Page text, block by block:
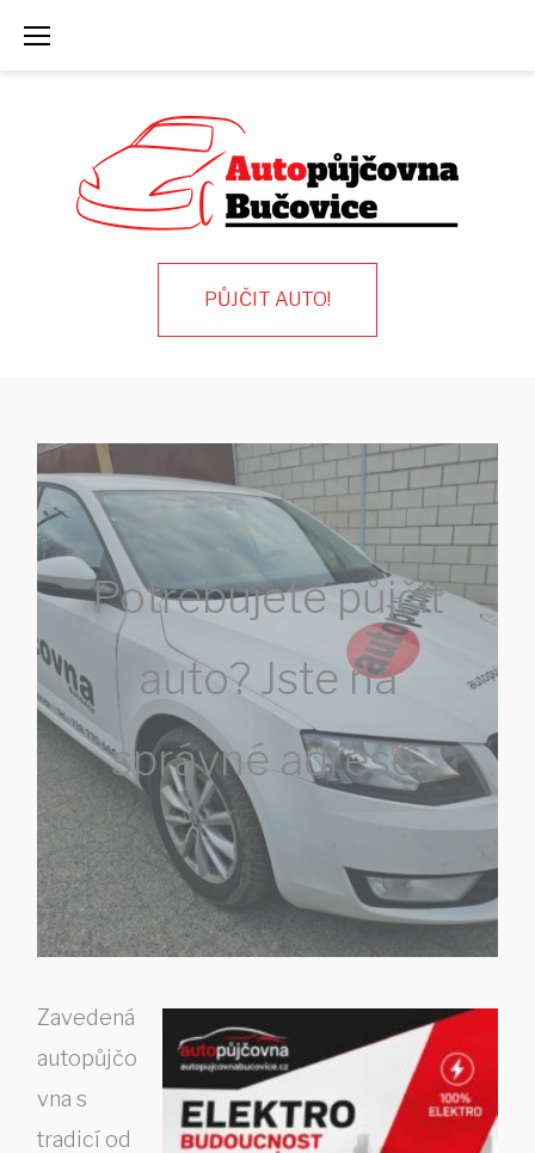
PŮJČIT AUTO!
Autopůjčovna
Bučovice
Potřebujete půjčit
auto? Jste na
správné adrese.
Zavedená
autopůjčo
vna s
tradicí od